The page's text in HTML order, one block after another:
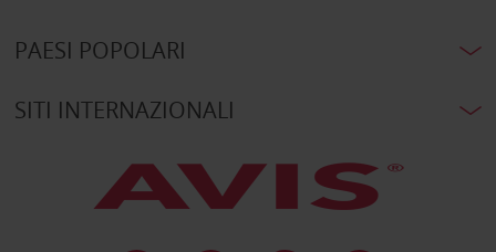
PAESI POPOLARI
SITI INTERNAZIONALI